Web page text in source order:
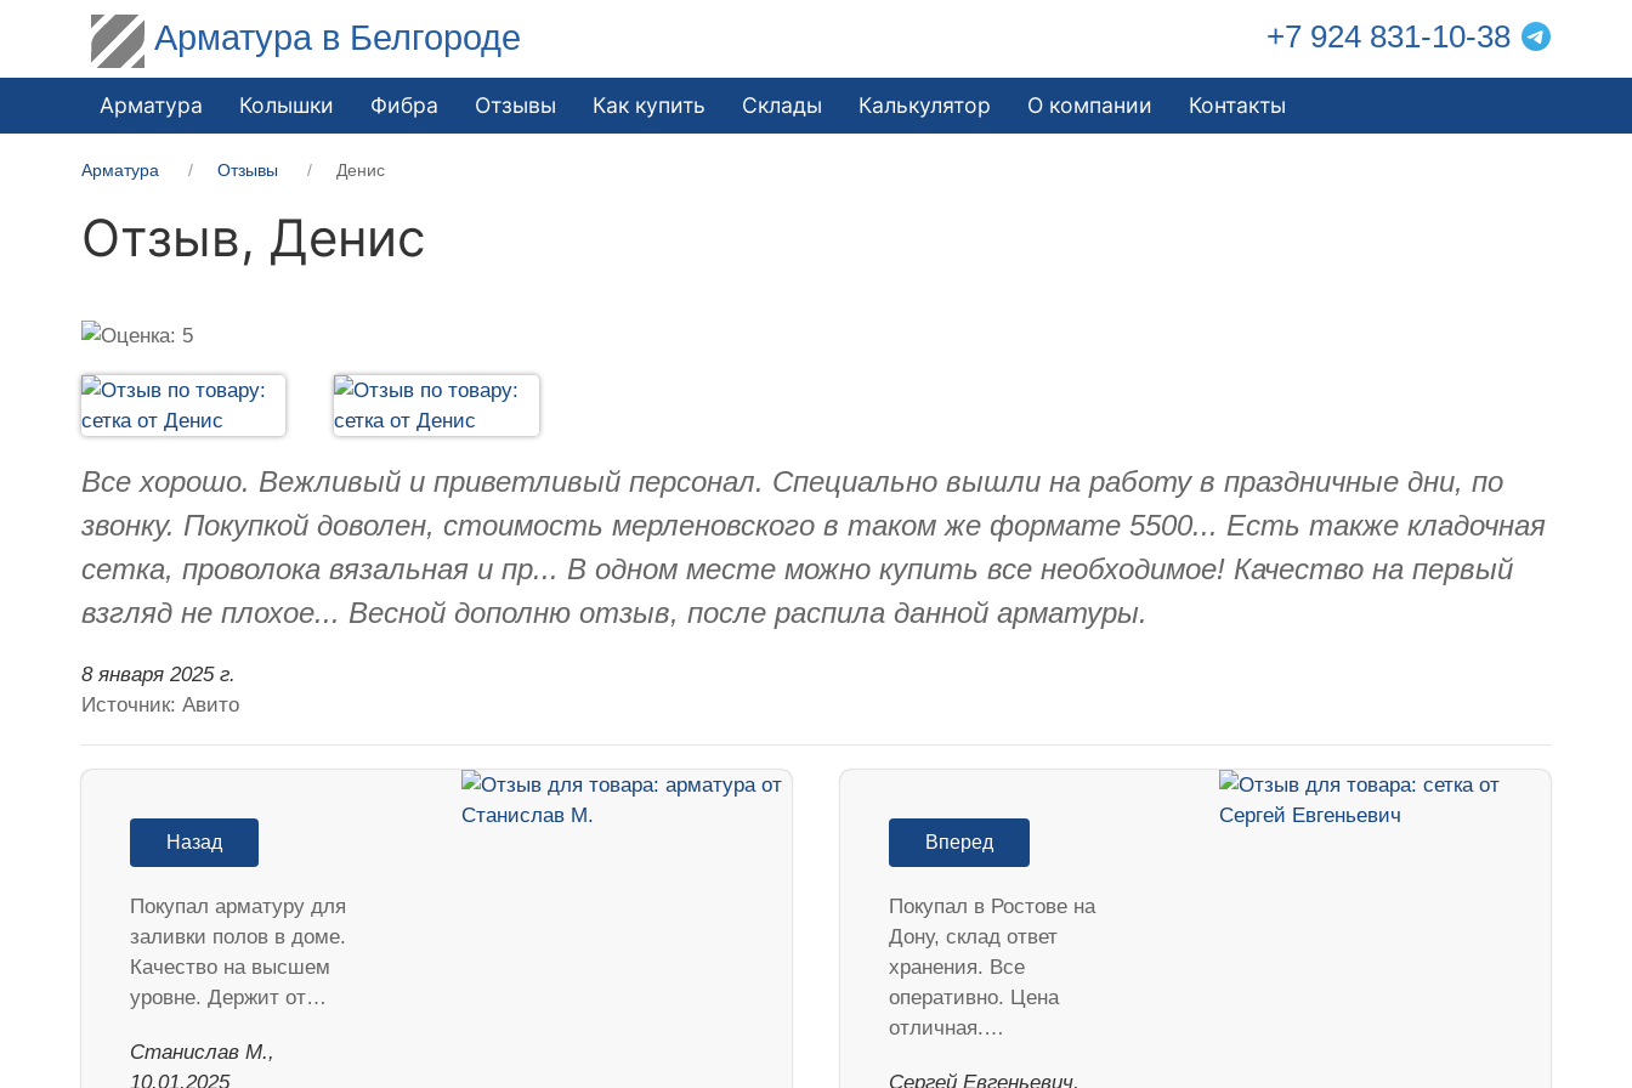
Арматура в Белгороде +7 924 831-10-38
Арматура Колышки Фибра Отзывы Как купить Склады Калькулятор О компании Контакты
Арматура Отзывы Денис
Отзыв, Денис
Все хорошо. Вежливый и приветливый персонал. Специально вышли на работу в праздничные дни, по
звонку. Покупкой доволен, стоимость мерленовского в таком же формате 5500... Есть также кладочная
сетка, проволока вязальная и пр... В одном месте можно купить все необходимое! Качество на первый
взгляд не плохое... Весной дополню отзыв, после распила данной арматуры.
8 января 2025 г.
Источник: Авито
Назад
Покупал арматуру для
заливки полов в доме.
Качество на высшем
уровне. Держит от…
Станислав М.,
10.01.2025
Вперед
Покупал в Ростове на
Дону, склад ответ
хранения. Все
оперативно. Цена
отличная.…
Сергей Евгеньевич,